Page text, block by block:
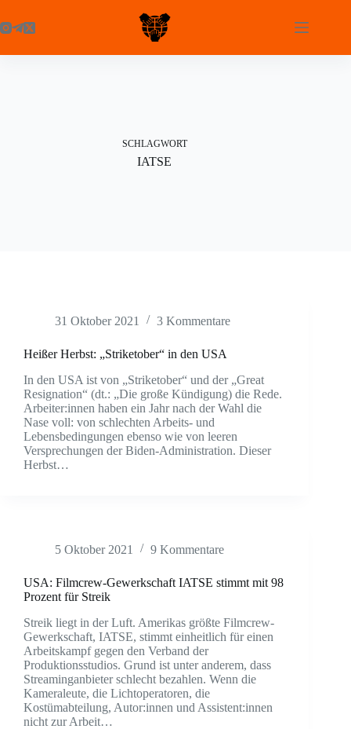
Inhalt
springen
SCHLAGWORT
IATSE
31 Oktober 2021 3 Kommentare
Heißer Herbst: „Striketober“ in den USA
In den USA ist von „Striketober“ und der „Great
Resignation“ (dt.: „Die große Kündigung) die Rede.
Arbeiter:innen haben ein Jahr nach der Wahl die
Nase voll: von schlechten Arbeits- und
Lebensbedingungen ebenso wie von leeren
Versprechungen der Biden-Administration. Dieser
Herbst…
5 Oktober 2021 9 Kommentare
USA: Filmcrew-Gewerkschaft IATSE stimmt mit 98
Prozent für Streik
Streik liegt in der Luft. Amerikas größte Filmcrew-
Gewerkschaft, IATSE, stimmt einheitlich für einen
Arbeitskampf gegen den Verband der
Produktionsstudios. Grund ist unter anderem, dass
Streaminganbieter schlecht bezahlen. Wenn die
Kameraleute, die Lichtoperatoren, die
Kostümabteilung, Autor:innen und Assistent:innen
nicht zur Arbeit…